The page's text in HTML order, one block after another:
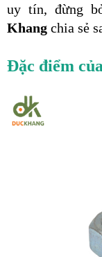
uy tín, đừng
Khang chia sẻ
Đặc điểm